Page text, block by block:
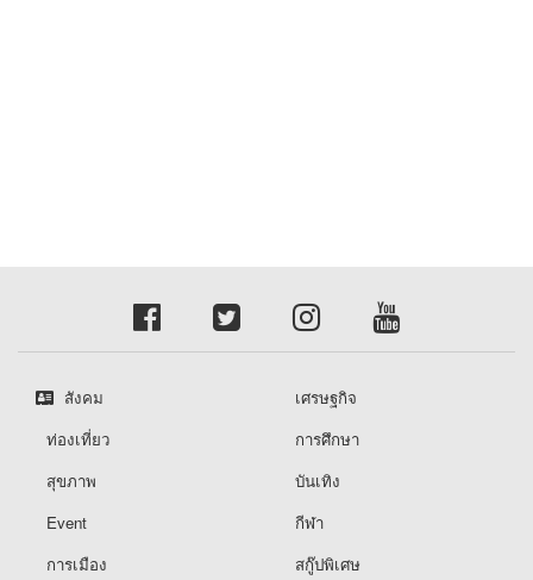
สังคม
เศรษฐกิจ
ท่องเที่ยว
การศึกษา
สุขภาพ
บันเทิง
Event
กีฬา
การเมือง
สกู๊ปพิเศษ